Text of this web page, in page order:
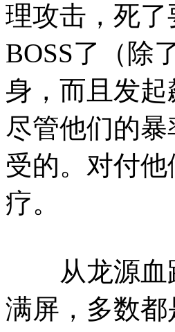
理攻击，死
BOSS了（除
身，而且发
尽管他们的
受的。对付
疗。
从龙源血路
满屏，多数